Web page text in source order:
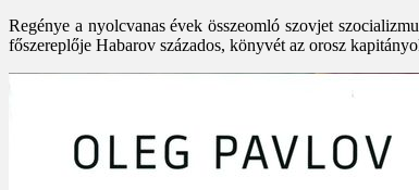
Regénye a nyolcvanas évek összeomló szovjet
főszereplője Habarov százados, könyvét az orosz